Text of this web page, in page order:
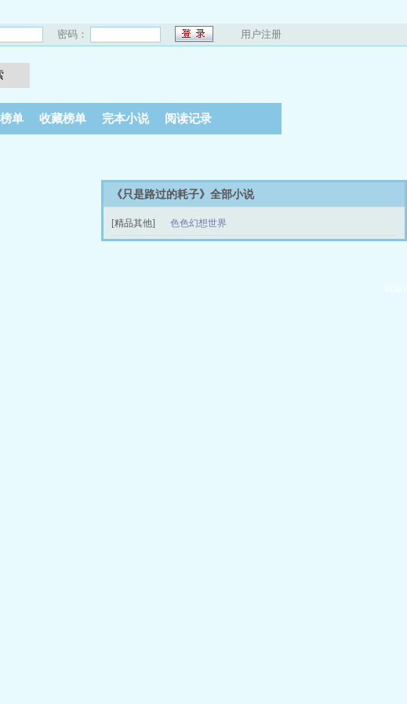
密码： 用户注册
单 收藏榜单 完本小说 阅读记录
《只是路过的耗子》全部小说
[精品其他] 色色幻想世界